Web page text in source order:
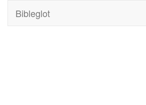
Bibleglot